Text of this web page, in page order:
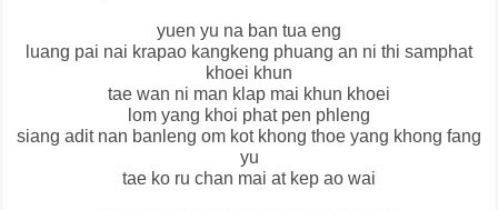
yuen yu na ban tua eng
luang pai nai krapao kangkeng phuang an ni thi samphat
khoei khun
tae wan ni man klap mai khun khoei
lom yang khoi phat pen phleng
siang adit nan banleng om kot khong thoe yang khong fang
yu
tae ko ru chan mai at kep ao wai